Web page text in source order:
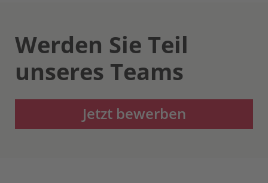
Werden Sie Teil
unseres Teams
Jetzt bewerben